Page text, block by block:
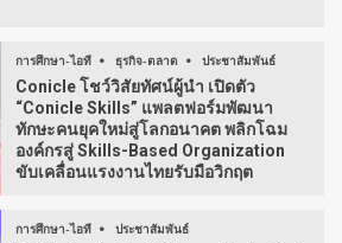
การศึกษา-ไอที ธุรกิจ-ตลาด ประชาสัมพันธ์
Conicle โชว์วิสัยทัศน์ผู้นำ เปิดตัว
“Conicle Skills” แพลตฟอร์มพัฒนา
ทักษะคนยุคใหม่สู่โลกอนาคต พลิกโฉม
องค์กรสู่ Skills-Based Organization
ขับเคลื่อนแรงงานไทยรับมือวิกฤต
การศึกษา-ไอที ประชาสัมพันธ์